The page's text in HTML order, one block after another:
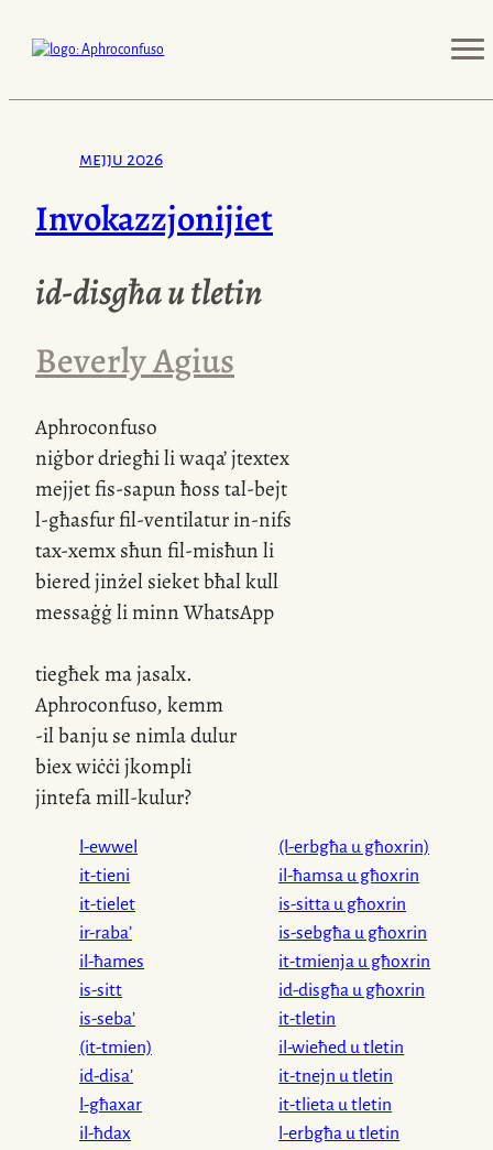
mejju 2026
Invokazzjonijiet
id-disgħa u tletin
Beverly Agius
Aphroconfuso
niġbor driegħi li waqa’ jtextex
mejjet fis-sapun ħoss tal-bejt
l-għasfur fil-ventilatur in-nifs
tax-xemx sħun fil-misħun li
biered jinżel sieket bħal kull
messaġġ li minn WhatsApp
tiegħek ma jasalx.
Aphroconfuso, kemm
-il banju se nimla dulur
biex wiċċi jkompli
jintefa mill-kulur?
l-ewwel
it-tieni
it-tielet
ir-raba’
il-ħames
is-sitt
is-seba’
(it-tmien)
id-disa’
l-għaxar
il-ħdax
(l-erbgħa u għoxrin)
il-ħamsa u għoxrin
is-sitta u għoxrin
is-sebgħa u għoxrin
it-tmienja u għoxrin
id-disgħa u għoxrin
it-tletin
il-wieħed u tletin
it-tnejn u tletin
it-tlieta u tletin
l-erbgħa u tletin